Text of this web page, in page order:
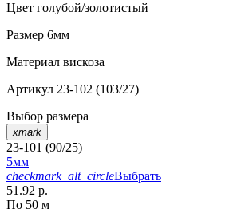
Цвет голубой/золотистый
Размер 6мм
Материал вискоза
Артикул 23-102 (103/27)
Выбор размера
xmark
23-101 (90/25)
5мм
checkmark_alt_circleВыбрать
51.92 р.
По 50 м